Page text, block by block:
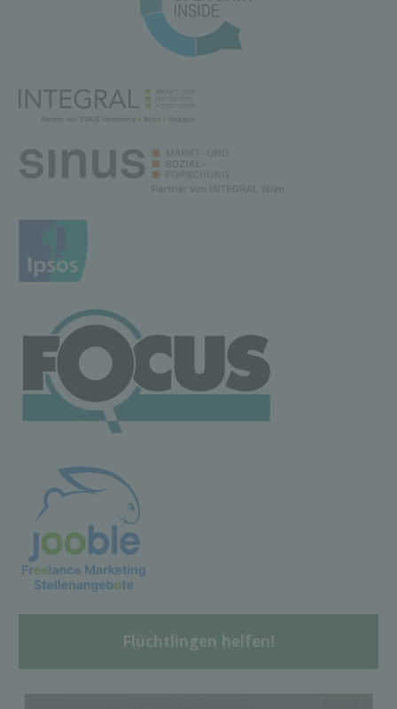
Flüchtlingen helfen!